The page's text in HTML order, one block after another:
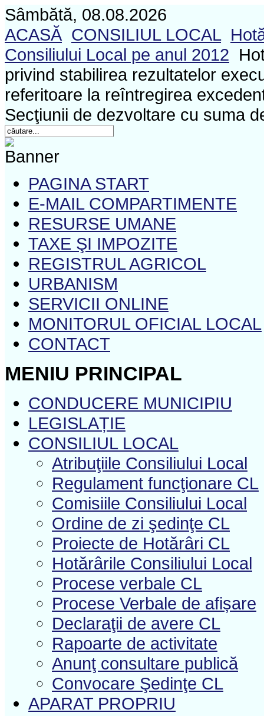
Sâmbătă, 08.08.2026
ACASĂ CONSILIUL LOCAL
Consiliului Local pe anul 2012
privind stabilirea rezultatelor
referitoare la reîntregirea
Secţiunii de dezvoltare cu suma
PAGINA START
E-MAIL COMPARTIMENTE
RESURSE UMANE
TAXE ŞI IMPOZITE
REGISTRUL AGRICOL
URBANISM
SERVICII ONLINE
MONITORUL OFICIAL LOCAL
CONTACT
MENIU PRINCIPAL
CONDUCERE MUNICIPIU
LEGISLAȚIE
CONSILIUL LOCAL
Atribuţiile Consiliului Local
Regulament funcţionare CL
Comisiile Consiliului Local
Ordine de zi şedinţe CL
Proiecte de Hotărâri CL
Hotărârile Consiliului Local
Procese verbale CL
Procese Verbale de afișare
Declaraţii de avere CL
Rapoarte de activitate
Anunţ consultare publică
Convocare Şedinţe CL
APARAT PROPRIU